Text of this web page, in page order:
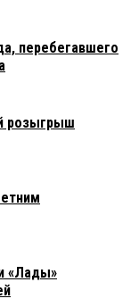
перебегавшего
розыгрыш
«Лады»